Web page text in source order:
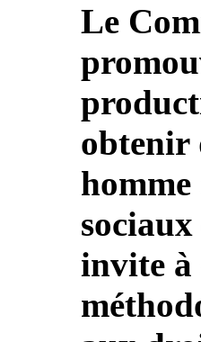
Le
obtenir
invite à